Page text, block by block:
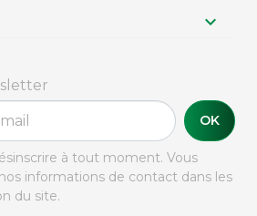
OK
à tout moment. Vous
informations de contact dans les
du site.